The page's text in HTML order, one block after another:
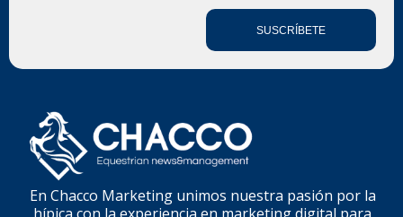
SUSCRÍBETE
En Chacco Marketing unimos nuestra pasión por la